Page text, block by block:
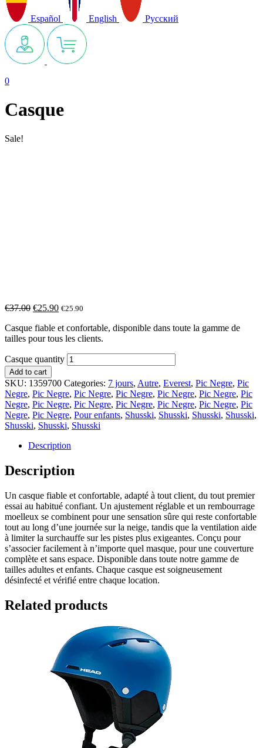
Español English Русский
0
Casque
Sale!
€37.00 €25.90 €25.90
Casque fiable et confortable, disponible dans toute la gamme de
tailles pour tous les clients.
Casque quantity
Add to cart
SKU: 1359700 Categories: 7 jours, Autre, Everest, Pic Negre, Pic
Negre, Pic Negre, Pic Negre, Pic Negre, Pic Negre, Pic Negre, Pic
Negre, Pic Negre, Pic Negre, Pic Negre, Pic Negre, Pic Negre, Pic
Negre, Pic Negre, Pour enfants, Shusski, Shusski, Shusski, Shusski,
Shusski, Shusski, Shusski
Description
Description
Un casque fiable et confortable, adapté à tout client, du tout premier
essai au habitué confiant. Un ajustement réglable et un rembourrage
moelleux se combinent pour une sensation sûre qui reste confortable
tout au long d’une journée sur la neige, tandis que la ventilation aide
à limiter la surchauffe sur les pistes plus exigeantes. Conçu pour
s’associer facilement à n’importe quel masque, pour une couverture
complète et sans espace. Disponible dans toute notre gamme de
tailles adultes et enfants. Chaque casque est soigneusement
désinfecté et vérifié entre chaque location.
Related products